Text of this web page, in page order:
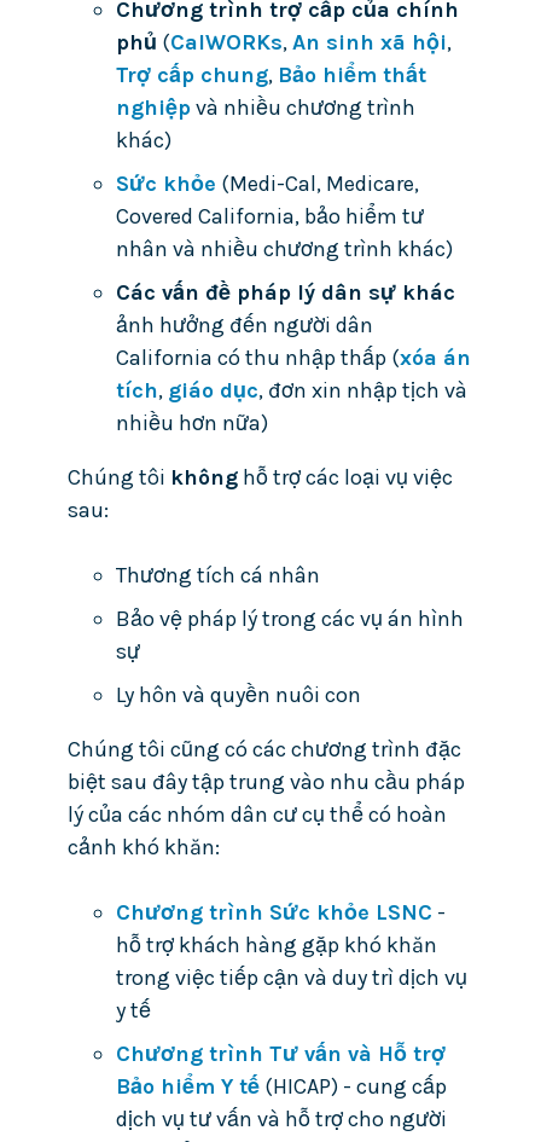
Chương trình trợ cấp của chính
phủ (CalWORKs,An sinh xã hội,
Trợ cấp chung, Bảo hiểm thất
nghiệpvà nhiều chương trình
khác)
Sức khỏe (Medi-Cal, Medicare,
Covered California, bảo hiểm tư
nhân và nhiều chương trình khác)
Các vấn đề pháp lý dân sự khác
ảnh hưởng đến người dân
California có thu nhập thấp (xóa án
tích, giáo dục, đơn xin nhập tịch và
nhiều hơn nữa)
Chúng tôi khônghỗ trợ các loại vụ việc
sau:
Thương tích cá nhân
Bảo vệ pháp lý trong các vụ án hình
sự
Ly hôn và quyền nuôi con
Chúng tôi cũng có các chương trình đặc
biệt sau đây tập trung vào nhu cầu pháp
lý của các nhóm dân cư cụ thể có hoàn
cảnh khó khăn:
Chương trình Sức khỏe LSNC -
hỗ trợ khách hàng gặp khó khăn
trong việc tiếp cận và duy trì dịch vụ
y tế
Chương trình Tư vấn và Hỗ trợ
Bảo hiểm Y tế(HICAP) - cung cấp
dịch vụ tư vấn và hỗ trợ cho người